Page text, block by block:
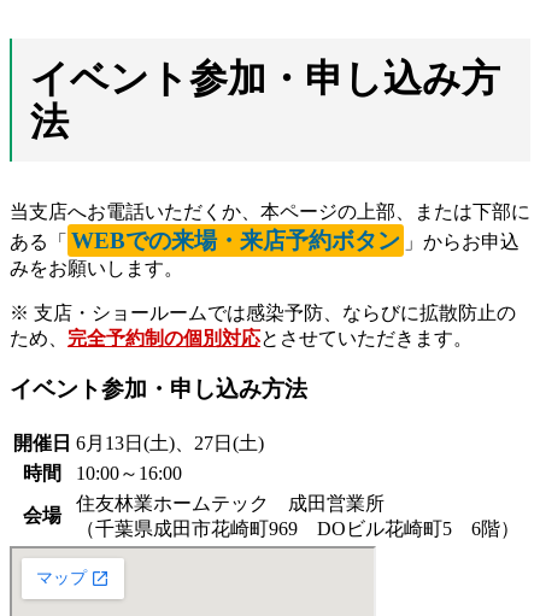
イベント参加・申し込み方
法
当支店へお電話いただくか、本ページの上部、または下部に
ある「 WEBでの来場・来店予約ボタン 」からお申込
みをお願いします。
※ 支店・ショールームでは感染予防、ならびに拡散防止の
ため、 完全予約制の個別対応とさせていただきます。
イベント参加・申し込み方法
開催日 6月13日(土)、27日(土)
時間
10:00～16:00
会場
住友林業ホームテック 成田営業所
（千葉県成田市花崎町969 DOビル花崎町5 6階）